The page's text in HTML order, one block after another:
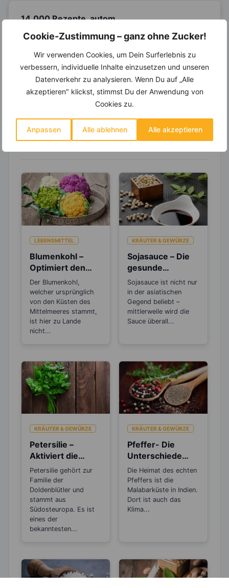
Cookie-Zustimmung – ganz ohne Zucker!
Wir verwenden Cookies, um Dein Surferlebnis zu
verbessern, individuelle Inhalte einzusetzen und unseren
Datenverkehr zu analysieren. Wenn Du auf „Alle
akzeptieren" klickst, stimmst Du der Anwendung von
Cookies zu.
Anpassen Alle ablehnen Alle akzeptieren
14.000 Rezepte, autom.
Einkaufsliste und noch mehr?
Entdecke dieinvi koo-Mitgliedschaft und erhalte
viele hilfreiche und zeitsparende Möglichkeiten,
um Deine Ernährung optimal zu gestalten.
Erfahre mehr über die Zutaten
dieses Rezepts
LEBENSMITTEL
Blumenkohl –
Optimiert den
pH-Wert im Blut
und schützt vor
Übersäuerung
Der Blumenkohl,
welcher ursprünglich
von den Küsten des
Mittelmeeres stammt,
ist hier zu Lande
nicht...
KRÄUTER & GEWÜRZE
Sojasauce – Die
gesunde
Salzalternative
Sojasauce ist nicht nur
in der asiatischen
Gegend beliebt –
mittlerweile wird die
Sauce überall...
KRÄUTER & GEWÜRZE
Petersilie –
Aktiviert die
Entgiftungsarbeit
von Niere und
Blase
Petersilie gehört zur
Familie der
Doldenblütler und
stammt aus
Südosteuropa. Es ist
eines der
bekanntesten...
KRÄUTER & GEWÜRZE
Pfeffer- Die
Unterschiede
zwischen den
Sorten
Die Heimat des echten
Pfeffers ist die
Malabarküste in Indien.
Dort ist auch das
Klima...